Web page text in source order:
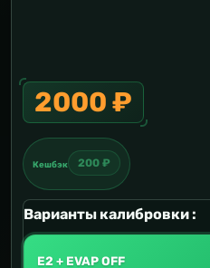
2000 ₽
Кешбэк 200 ₽
Варианты калибровки :
E2 + EVAP OFF